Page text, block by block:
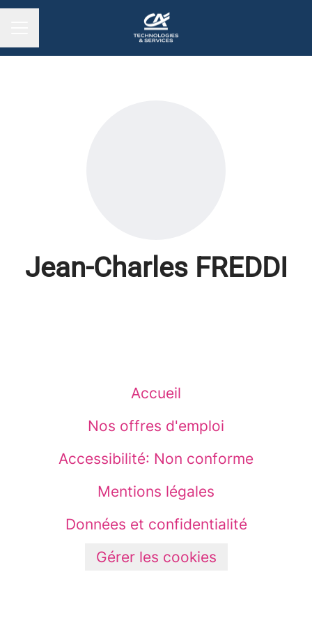
Jean-Charles FREDDI
Accueil
Nos offres d'emploi
Accessibilité: Non conforme
Mentions légales
Données et confidentialité
Gérer les cookies